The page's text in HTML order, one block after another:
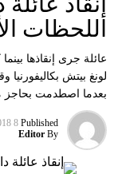
اللحظات
عائلة جرى إنقاذها
لونغ بيتش
بعدما اصطدمت
Published
8 years ago
By
Editor